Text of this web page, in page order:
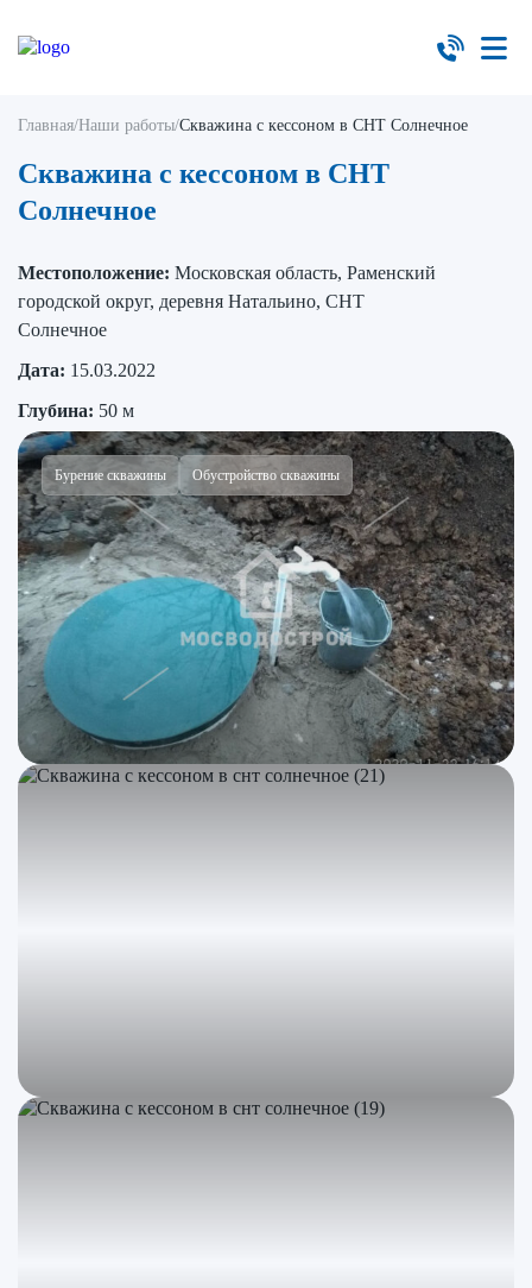
Главная/Наши работы/Скважина с кессоном в СНТ Солнечное
Скважина с кессоном в СНТ
Солнечное
Местоположение: Московская область, Раменский
городской округ, деревня Натальино, СНТ
Солнечное
Дата: 15.03.2022
Глубина: 50 м
Бурение скважины Обустройство скважины